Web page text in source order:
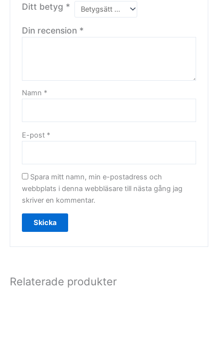
Ditt betyg *
Din recension *
Namn *
E-post *
Spara mitt namn, min e-postadress och
webbplats i denna webbläsare till nästa gång jag
skriver en kommentar.
Relaterade produkter